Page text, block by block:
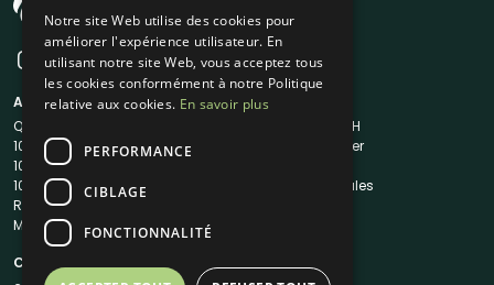
A propos
Qui sommes-nous ?
1001Salles
1001Salles PRO
1001DJ
Reserverunbar
MP2
Liens utiles
Traiteur en 48H
Nous contacter
Mentions légales
Contacts
Notre site Web utilise des cookies pour
améliorer l'expérience utilisateur. En
utilisant notre site Web, vous acceptez tous
les cookies conformément à notre Politique
relative aux cookies. En savoir plus
PERFORMANCE
CIBLAGE
FONCTIONNALITÉ